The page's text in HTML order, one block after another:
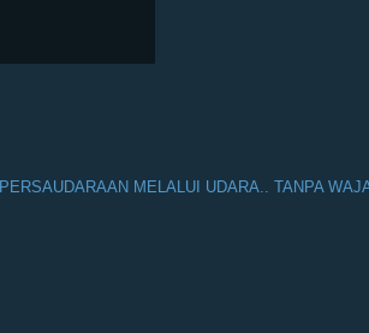
PERSAUDARAAN MELALUI UDARA.. TANPA